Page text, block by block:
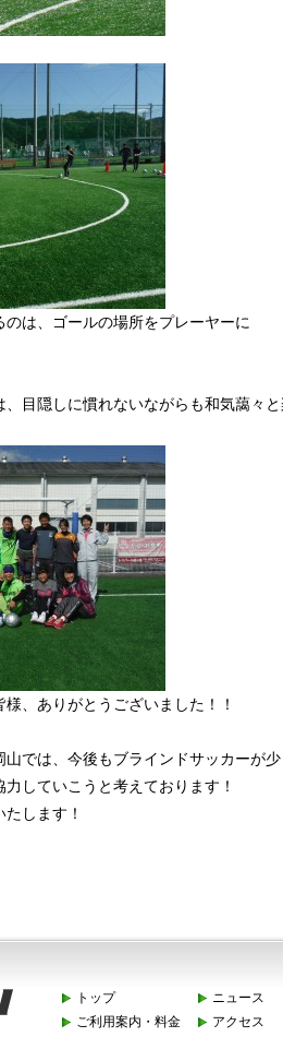
のは、ゴールの場所をプレーヤーに
、目隠しに慣れないながらも和気藹々
、ありがとうございました！！
山では、今後もブラインドサッカーが
していこうと考えております！
します！
トップ
ニュース
ご利用案内・料金
アクセス